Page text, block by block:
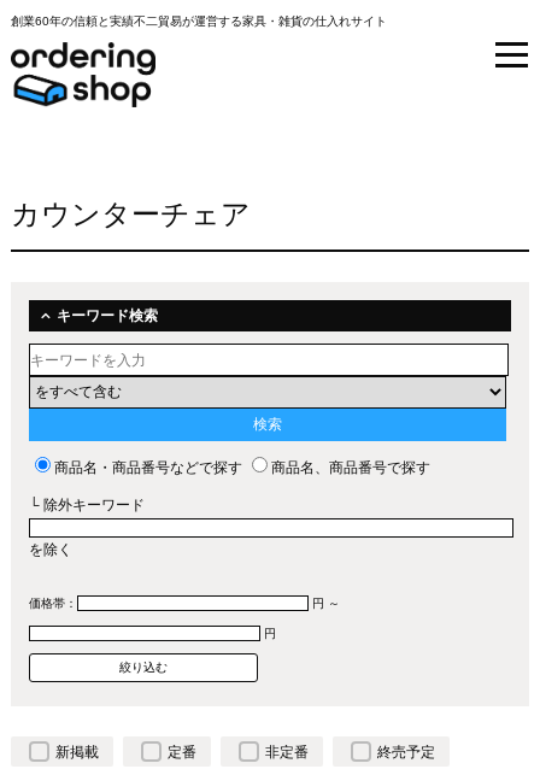
創業60年の信頼と実績不二貿易が運営する家具・雑貨の仕入れサイト
カウンターチェア
キーワード検索
商品名・商品番号などで探す 商品名、商品番号で探す
└ 除外キーワード
を除く
価格帯： 円 ～
円
新掲載 定番 非定番 終売予定